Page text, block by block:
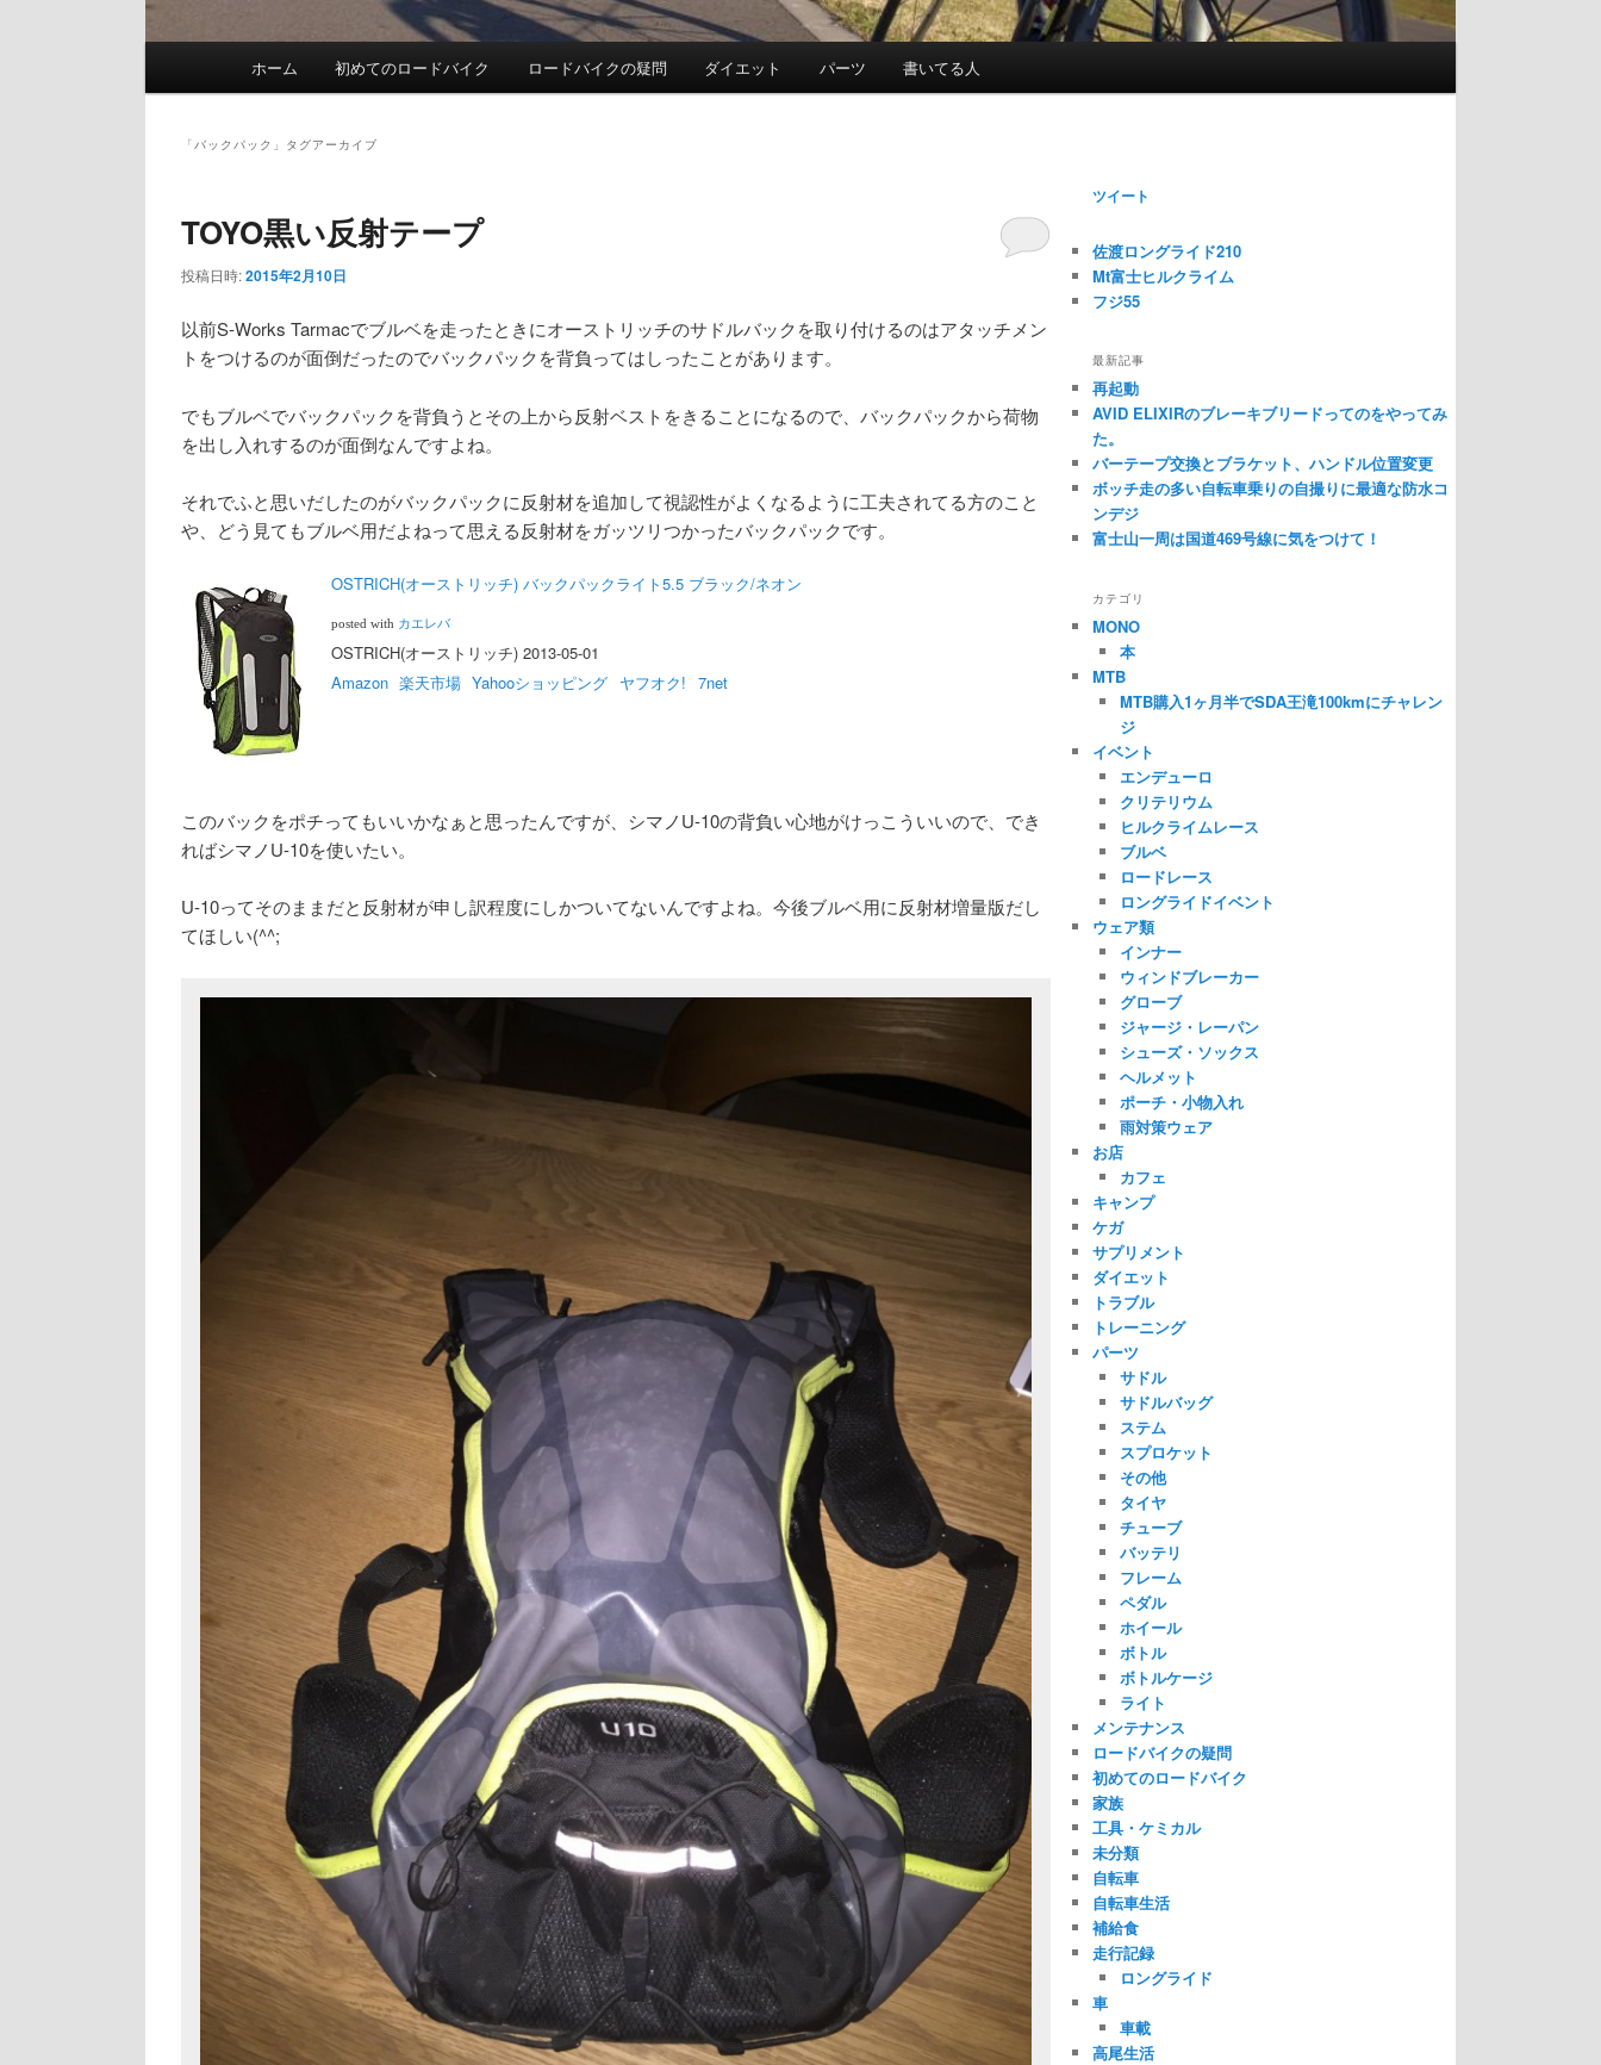
ホーム 初めてのロードバイク ロードバイクの疑問 ダイエット パーツ 書いてる人
「バックパック 」タグアーカイブ
TOYO黒い反射テープ
投稿日時:2015年2月10日
以前S-Works Tarmacでブルベを走ったときにオーストリッチのサドルバックを取り付けるのはアタッチメン
トをつけるのが面倒だったのでバックパックを背負ってはしったことがあります。
でもブルベでバックパックを背負うとその上から反射ベストをきることになるので、バックパックから荷物
を出し入れするのが面倒なんですよね。
それでふと思いだしたのがバックパックに反射材を追加して視認性がよくなるように工夫されてる方のこと
や、どう見てもブルベ用だよねって思える反射材をガッツリつかったバックパックです。
OSTRICH(オーストリッチ) バックパックライト5.5 ブラック/ネオン
posted with カエレバ
OSTRICH(オーストリッチ) 2013-05-01
Amazon 楽天市場 Yahooショッピング ヤフオク! 7net
このバックをポチってもいいかなぁと思ったんですが、シマノU-10の背負い心地がけっこういいので、でき
ればシマノU-10を使いたい。
U-10ってそのままだと反射材が申し訳程度にしかついてないんですよね。今後ブルベ用に反射材増量版だし
てほしい(^^;
ツイート
佐渡ロングライド210
Mt富士ヒルクライム
フジ55
最新記事
再起動
AVID ELIXIRのブレーキブリードってのをやってみ
た。
バーテープ交換とブラケット、ハンドル位置変更
ボッチ走の多い自転車乗りの自撮りに最適な防水コ
ンデジ
富士山一周は国道469号線に気をつけて！
カテゴリ
MONO
本
MTB
MTB購入1ヶ月半でSDA王滝100kmにチャレン
ジ
イベント
エンデューロ
クリテリウム
ヒルクライムレース
ブルベ
ロードレース
ロングライドイベント
ウェア類
インナー
ウィンドブレーカー
グローブ
ジャージ・レーパン
シューズ・ソックス
ヘルメット
ポーチ・小物入れ
雨対策ウェア
お店
カフェ
キャンプ
ケガ
サプリメント
ダイエット
トラブル
トレーニング
パーツ
サドル
サドルバッグ
ステム
スプロケット
その他
タイヤ
チューブ
バッテリ
フレーム
ペダル
ホイール
ボトル
ボトルケージ
ライト
メンテナンス
ロードバイクの疑問
初めてのロードバイク
家族
工具・ケミカル
未分類
自転車
自転車生活
補給食
走行記録
ロングライド
車
車載
高尾生活